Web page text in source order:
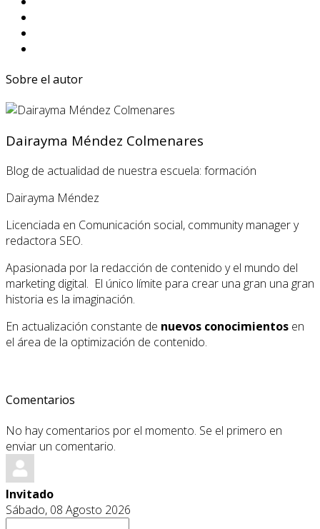
Sobre el autor
Dairayma Méndez Colmenares
Blog de actualidad de nuestra escuela: formación
Dairayma Méndez
Licenciada en Comunicación social, community manager y
redactora SEO.
Apasionada por la redacción de contenido y el mundo del
marketing digital. El único límite para crear una gran una gran
historia es la imaginación.
En actualización constante de nuevos conocimientos en
el área de la optimización de contenido.
Comentarios
No hay comentarios por el momento. Se el primero en
enviar un comentario.
Invitado
Sábado, 08 Agosto 2026